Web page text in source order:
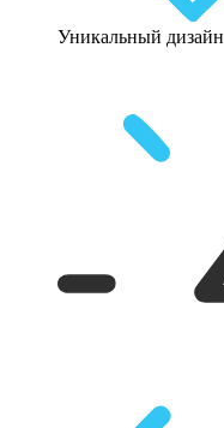
Уникальный дизайн